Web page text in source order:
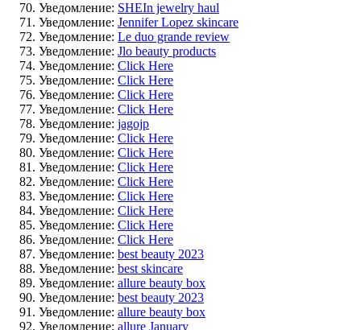
Уведомление: SHEIn jewelry haul
Уведомление: Jennifer Lopez skincare
Уведомление: Le duo grande review
Уведомление: Jlo beauty products
Уведомление: Click Here
Уведомление: Click Here
Уведомление: Click Here
Уведомление: Click Here
Уведомление: jagojp
Уведомление: Click Here
Уведомление: Click Here
Уведомление: Click Here
Уведомление: Click Here
Уведомление: Click Here
Уведомление: Click Here
Уведомление: Click Here
Уведомление: Click Here
Уведомление: best beauty 2023
Уведомление: best skincare
Уведомление: allure beauty box
Уведомление: best beauty 2023
Уведомление: allure beauty box
Уведомление: allure January